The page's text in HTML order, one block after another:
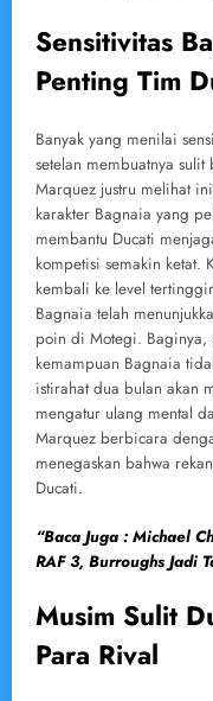
Sensitivitas
Penting Tim
Banyak yang menilai
setelan membuatnya
Marquez justru melihat
karakter Bagnaia yang
membantu Ducati
kompetisi semakin ketat.
kembali ke level
Bagnaia telah
poin di Motegi. Baginya,
kemampuan Bagnaia
istirahat dua bulan akan
mengatur ulang mental
Marquez berbicara
menegaskan bahwa
Ducati.
“Baca Juga : Michael
RAF 3, Burroughs Jadi
Musim Sulit
Para Rival